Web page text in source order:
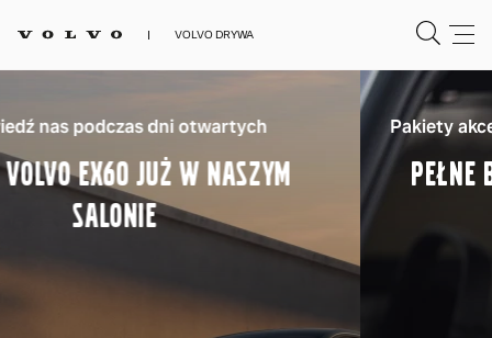
VOLVO DRYWA
Pakiety akcesoriów Volvo dla dzieci w atrakcyjnych
PEŁNE BEZPIECZEŃSTWO DLA TWOICH
NAJBLIŻSZYCH